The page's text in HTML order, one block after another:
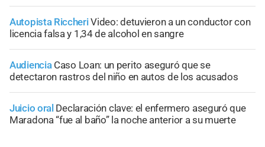
Autopista RiccheriVideo: detuvieron a un conductor con
licencia falsa y 1,34 de alcohol en sangre
Audiencia Caso Loan: un perito aseguró que se
detectaron rastros del niño en autos de los acusados
Juicio oral Declaración clave: el enfermero aseguró que
Maradona “fue al baño” la noche anterior a su muerte